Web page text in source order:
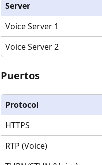
Server
Voice Server 1
Voice Server 2
Puertos
Protocol
HTTPS
RTP (Voice)